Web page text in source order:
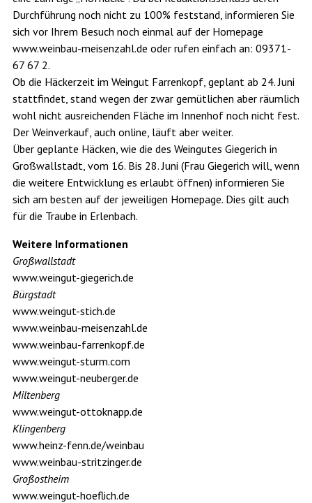
Durchführung noch nicht zu 100% feststand, informieren Sie
sich vor Ihrem Besuch noch einmal auf der Homepage
www.weinbau-meisenzahl.de oder rufen einfach an: 09371-
67 67 2.
Ob die Häckerzeit im Weingut Farrenkopf, geplant ab 24. Juni
stattfindet, stand wegen der zwar gemütlichen aber räumlich
wohl nicht ausreichenden Fläche im Innenhof noch nicht fest.
Der Weinverkauf, auch online, läuft aber weiter.
Über geplante Häcken, wie die des Weingutes Giegerich in
Großwallstadt, vom 16. Bis 28. Juni (Frau Giegerich will, wenn
die weitere Entwicklung es erlaubt öffnen) informieren Sie
sich am besten auf der jeweiligen Homepage. Dies gilt auch
für die Traube in Erlenbach.
Weitere Informationen
Großwallstadt
www.weingut-giegerich.de
Bürgstadt
www.weingut-stich.de
www.weinbau-meisenzahl.de
www.weinbau-farrenkopf.de
www.weingut-sturm.com
www.weingut-neuberger.de
Miltenberg
www.weingut-ottoknapp.de
Klingenberg
www.heinz-fenn.de/weinbau
www.weinbau-stritzinger.de
Großostheim
www.weingut-hoeflich.de